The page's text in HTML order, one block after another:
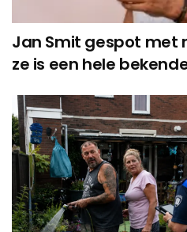
Jan Smit gespot met
ze is een hele